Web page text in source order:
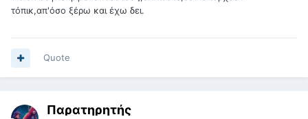
τόπικ,απ'όσο ξέρω και έχω δει.
Quote
Παρατηρητής